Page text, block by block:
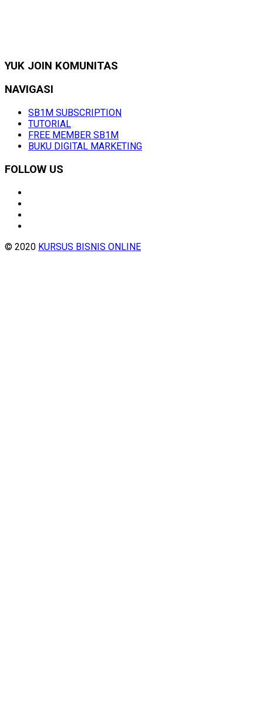
YUK JOIN KOMUNITAS
NAVIGASI
SB1M SUBSCRIPTION
TUTORIAL
FREE MEMBER SB1M
BUKU DIGITAL MARKETING
FOLLOW US
© 2020 KURSUS BISNIS ONLINE